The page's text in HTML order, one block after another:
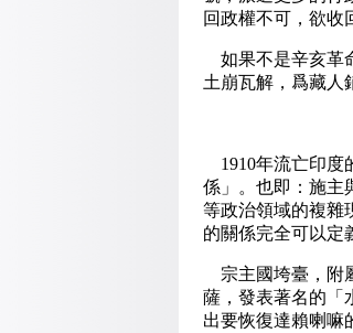
回政權不可，欲收
如果不是辛亥革
土崩瓦解，爲藏人
1910年流亡印度
係」。也即：施主
等政治領域的複雜
的關係完全可以定
宗主國垮臺，附
薩，發表著名的「
出要恢復達賴喇嘛